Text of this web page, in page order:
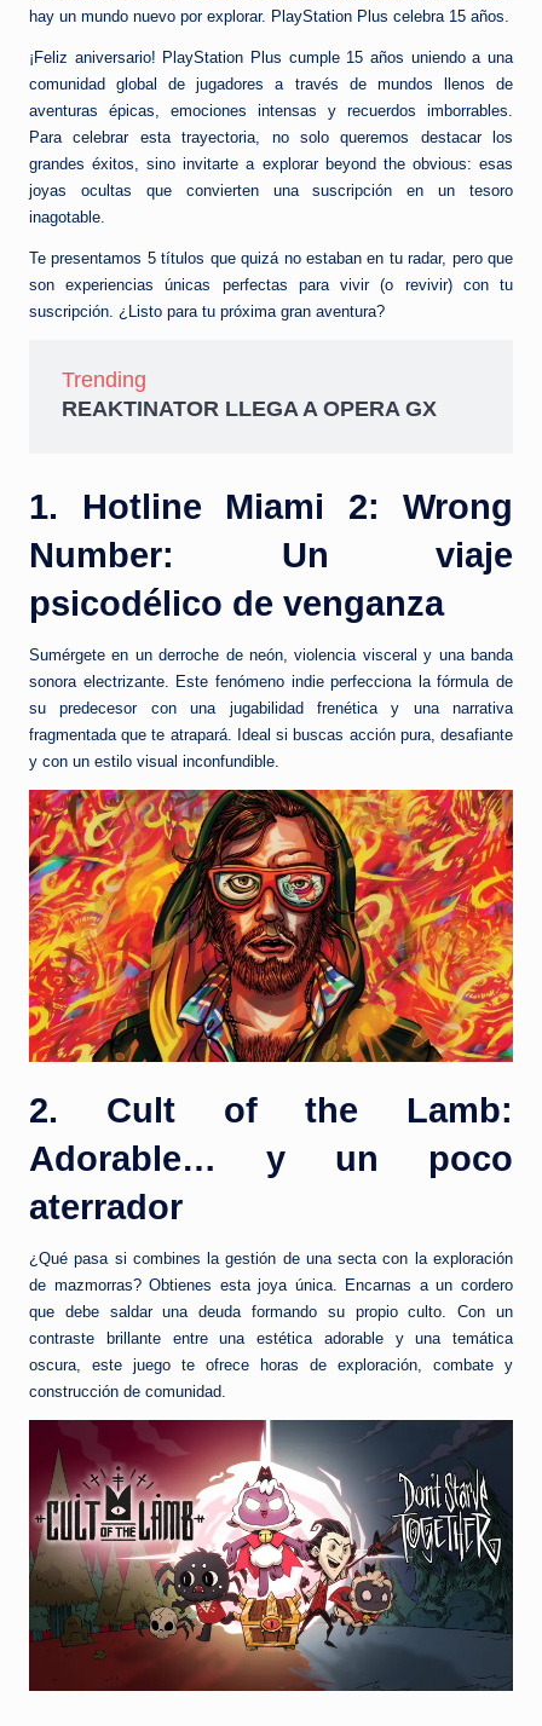
hay un mundo nuevo por explorar. PlayStation Plus celebra 15 años.
¡Feliz aniversario! PlayStation Plus cumple 15 años uniendo a una
comunidad global de jugadores a través de mundos llenos de
aventuras épicas, emociones intensas y recuerdos imborrables.
Para celebrar esta trayectoria, no solo queremos destacar los
grandes éxitos, sino invitarte a explorar beyond the obvious: esas
joyas ocultas que convierten una suscripción en un tesoro
inagotable.
Te presentamos 5 títulos que quizá no estaban en tu radar, pero que
son experiencias únicas perfectas para vivir (o revivir) con tu
suscripción. ¿Listo para tu próxima gran aventura?
Trending
REAKTINATOR LLEGA A OPERA GX
1. Hotline Miami 2: Wrong
Number: Un viaje
psicodélico de venganza
Sumérgete en un derroche de neón, violencia visceral y una banda
sonora electrizante. Este fenómeno indie perfecciona la fórmula de
su predecesor con una jugabilidad frenética y una narrativa
fragmentada que te atrapará. Ideal si buscas acción pura, desafiante
y con un estilo visual inconfundible.
2. Cult of the Lamb:
Adorable… y un poco
aterrador
¿Qué pasa si combines la gestión de una secta con la exploración
de mazmorras? Obtienes esta joya única. Encarnas a un cordero
que debe saldar una deuda formando su propio culto. Con un
contraste brillante entre una estética adorable y una temática
oscura, este juego te ofrece horas de exploración, combate y
construcción de comunidad.